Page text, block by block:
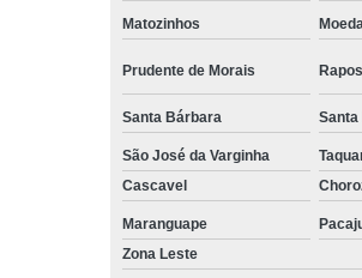
Matozinhos Moeda
Prudente de Morais
Santa Bárbara Santa
São José da Varginha
Cascavel
Maranguape
Zona Leste